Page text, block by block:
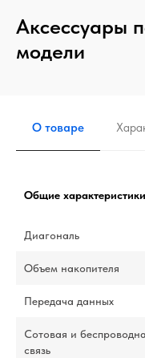
Аксессуары
модели
О товаре
Общие характеристики
Диагональ
Объем накопителя
Передача данных
Сотовая и
связь